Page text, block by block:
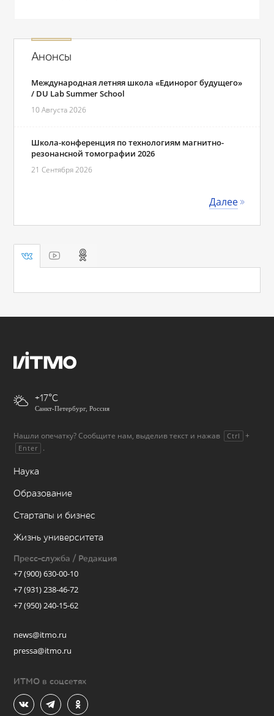
Анонсы
Международная летняя школа «Единорог будущего»
/ DU Lab Summer School
10 Августа 2026
Школа-конференция по технологиям магнитно-
резонансной томографии 2026
21 Сентября 2026
Далее
+17
Санкт-Петербург, Россия
Нашли опечатку? Сообщите нам, выделив текст и нажав Ctrl +
Enter .
Наука
Образование
Стартапы и бизнес
Жизнь университета
Пресс-служба / Редакция
+7 (900) 630-00-10
+7 (931) 238-46-72
+7 (950) 240-15-62
news@itmo.ru
pressa@itmo.ru
ИТМО в соцсетях